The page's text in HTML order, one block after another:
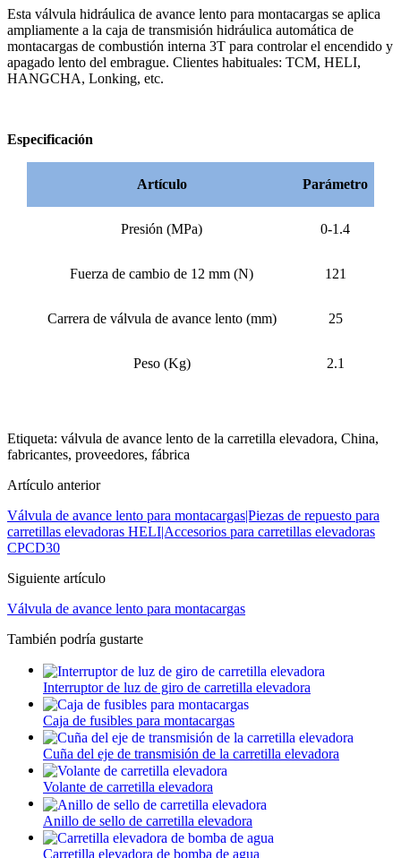
Esta válvula hidráulica de avance lento para montacargas se aplica
ampliamente a la caja de transmisión hidráulica automática de
montacargas de combustión interna 3T para controlar el encendido y
apagado lento del embrague. Clientes habituales: TCM, HELI,
HANGCHA, Lonking, etc.
Especificación
Artículo Parámetro
Presión (MPa) 0-1.4
Fuerza de cambio de 12 mm (N) 121
Carrera de válvula de avance lento (mm) 25
Peso (Kg) 2.1
Etiqueta: válvula de avance lento de la carretilla elevadora, China,
fabricantes, proveedores, fábrica
Artículo anterior
Válvula de avance lento para montacargas|Piezas de repuesto para
carretillas elevadoras HELI|Accesorios para carretillas elevadoras
CPCD30
Siguiente artículo
Válvula de avance lento para montacargas
También podría gustarte
Interruptor de luz de giro de carretilla elevadora
Caja de fusibles para montacargas
Cuña del eje de transmisión de la carretilla elevadora
Volante de carretilla elevadora
Anillo de sello de carretilla elevadora
Carretilla elevadora de bomba de agua